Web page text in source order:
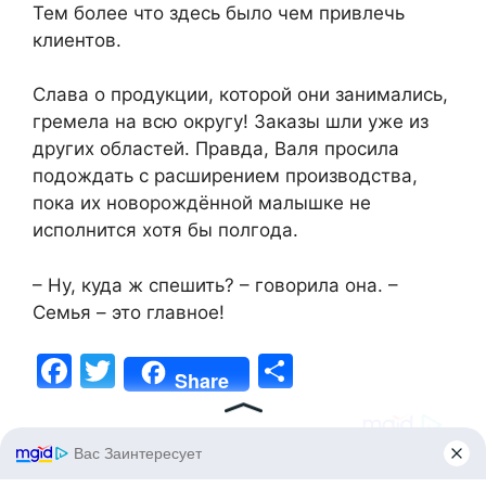
Тем более что здесь было чем привлечь
клиентов.
Слава о продукции, которой они занимались,
гремела на всю округу! Заказы шли уже из
других областей. Правда, Валя просила
подождать с расширением производства,
пока их новорождённой малышке не
исполнится хотя бы полгода.
– Ну, куда ж спешить? – говорила она. –
Семья – это главное!
F
c
T
w
itt
Share